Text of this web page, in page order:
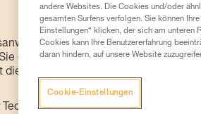
der Produkte, um die es
diesen zu Rate ziehen. Um diese
die in der Gebrauchsanweisung
setzt eine entsprechende
andere Websites. Die Cookies und/oder
gesamten Surfens verfolgen. Sie können
Einstellungen“ klicken, der sich am unteren
Cookies kann Ihre Benutzererfahrung
daran hindern, auf unsere Website
Cookie-Einstellungen